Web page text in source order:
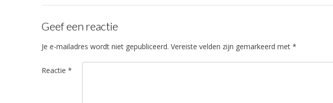
Geef een reactie
Je e-mailadres wordt niet gepubliceerd. Vereiste velden zijn gemarkeerd met *
Reactie *